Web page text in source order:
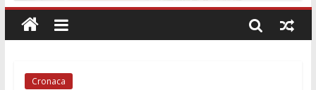
7 agosto
Cronaca